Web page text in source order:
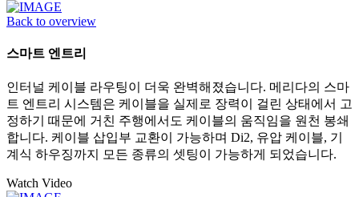
Back to overview
스마트 엔트리
인터널 케이블 라우팅이 더욱 완벽해졌습니다. 메리다의 스마
트 엔트리 시스템은 케이블을 실제로 장력이 걸린 상태에서 고
정하기 때문에 거친 주행에서도 케이블의 움직임을 원천 봉쇄
합니다. 케이블 삽입부 교환이 가능하며 Di2, 유압 케이블, 기
계식 하우징까지 모든 종류의 셋팅이 가능하게 되었습니다.
Watch Video